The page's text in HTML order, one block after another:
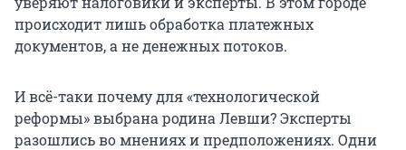
происходит лишь обработка платежных
документов, а не денежных потоков.
И всё-таки почему для «технологической
реформы» выбрана родина Левши? Эксперты
разошлись во мнениях и предположениях. Одни